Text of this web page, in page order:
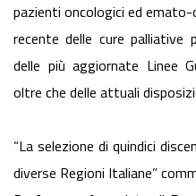
pazienti oncologici ed
recente delle cure palliative
delle più aggiornate Linee
oltre che delle attuali
“La selezione di quindici
diverse Regioni Italiane”